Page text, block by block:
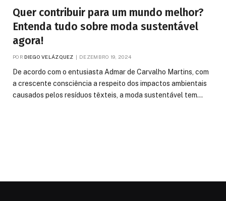
Quer contribuir para um mundo melhor?
Entenda tudo sobre moda sustentável
agora!
POR DIEGO VELÁZQUEZ DEZEMBRO 19, 2024
De acordo com o entusiasta Admar de Carvalho Martins, com
a crescente consciência a respeito dos impactos ambientais
causados pelos resíduos têxteis, a moda sustentável tem…